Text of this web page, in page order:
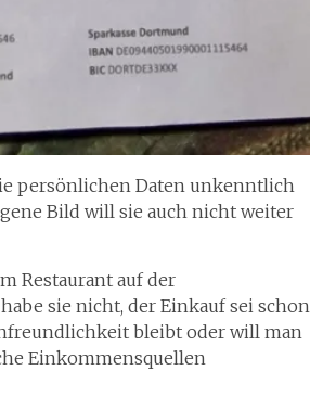
persönlichen Daten unkenntlich
Bild will sie auch nicht weiter
Restaurant auf der
sie nicht, der Einkauf sei schon
bleibt oder will man
Einkommensquellen